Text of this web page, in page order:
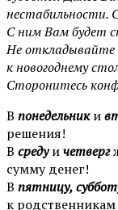
нестабильности.
С ним Вам будет
Не откладывайте
к новогоднему
Сторонитесь
В понедельник и
решения!
В среду ичетверг
сумму денег!
В пятницу,
к